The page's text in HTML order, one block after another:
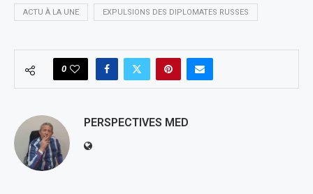
ACTU À LA UNE EXPULSIONS DES DIPLOMATES RUSSES
0
PERSPECTIVES MED